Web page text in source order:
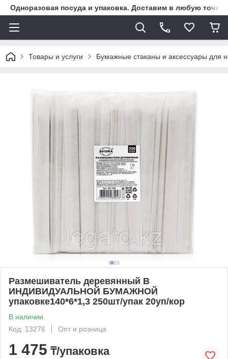
Одноразовая посуда и упаковка. Доставим в любую точку
Товары и услуги Бумажные стаканы и аксессуары для
Размешиватель деревянный В
ИНДИВИДУАЛЬНОЙ БУМАЖНОЙ
упаковке140*6*1,3 250шт/упак 20уп/кор
В наличии
Код: 13276
Опт и розница
1 475 ₸/упаковка